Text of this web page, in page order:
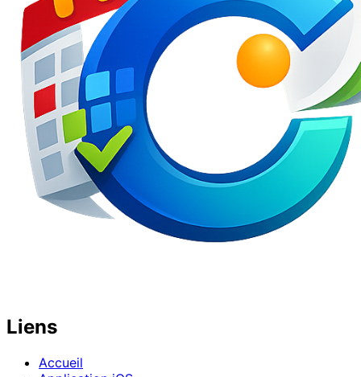
Liens
Accueil